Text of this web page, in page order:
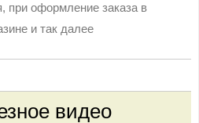
при оформление заказа в
и так далее
видео